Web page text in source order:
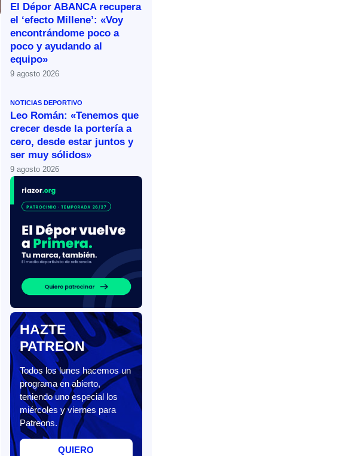
El Dépor ABANCA recupera
el ‘efecto Millene’: «Voy
encontrándome poco a
poco y ayudando al
equipo»
9 agosto 2026
NOTICIAS DEPORTIVO
Leo Román: «Tenemos que
crecer desde la portería a
cero, desde estar juntos y
ser muy sólidos»
9 agosto 2026
HAZTE
PATREON
Todos los lunes hacemos un
programa en abierto,
teniendo uno especial los
miércoles y viernes para
Patreons.
QUIERO